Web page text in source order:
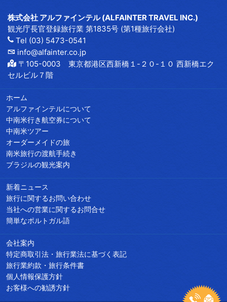
株式会社 アルファインテル (ALFAINTER TRAVEL INC.)
観光庁長官登録旅行業 第1835号 (第1種旅行会社)
Tel (03) 5473-0541
info@alfainter.co.jp
〒105-0003 東京都港区西新橋１-２０-１０ 西新橋エク
セルビル７階
ホーム
アルファインテルについて
中南米行き航空券について
中南米ツアー
オーダーメイドの旅
南米旅行の渡航手続き
ブラジルの観光案内
新着ニュース
旅行に関するお問い合わせ
当社への営業に関するお問合せ
簡単なポルトガル語
会社案内
特定商取引法・旅行業法に基づく表記
旅行業約款・旅行条件書
個人情報保護方針
お客様への勧誘方針